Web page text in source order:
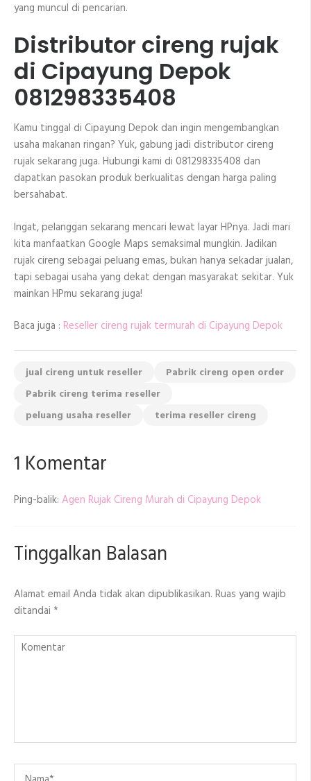
yang muncul di pencarian.
Distributor cireng rujak
di Cipayung Depok
081298335408
Kamu tinggal di Cipayung Depok dan ingin mengembangkan
usaha makanan ringan? Yuk, gabung jadi distributor cireng
rujak sekarang juga. Hubungi kami di 081298335408 dan
dapatkan pasokan produk berkualitas dengan harga paling
bersahabat.
Ingat, pelanggan sekarang mencari lewat layar HPnya. Jadi mari
kita manfaatkan Google Maps semaksimal mungkin. Jadikan
rujak cireng sebagai peluang emas, bukan hanya sekadar jualan,
tapi sebagai usaha yang dekat dengan masyarakat sekitar. Yuk
mainkan HPmu sekarang juga!
Baca juga : Reseller cireng rujak termurah di Cipayung Depok
jual cireng untuk reseller
Pabrik cireng open order
Pabrik cireng terima reseller
peluang usaha reseller
terima reseller cireng
1 Komentar
Ping-balik: Agen Rujak Cireng Murah di Cipayung Depok
Tinggalkan Balasan
Alamat email Anda tidak akan dipublikasikan. Ruas yang wajib
ditandai *
Komentar
Name